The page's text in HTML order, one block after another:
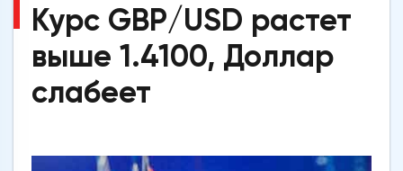
Курс GBP/USD растет
выше 1.4100, Доллар
cлабеет